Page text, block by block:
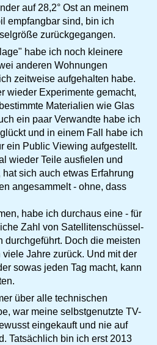
auf 28,2° Ost an meinem
empfangbar sind, bin ich
zurückgegangen.
habe ich noch kleinere
anderen Wohnungen
zeitweise aufgehalten habe.
wieder Experimente gemacht,
Materialien wie Glas
ein paar Verwandte habe ich
und in einem Fall habe ich
ein Public Viewing aufgestellt.
wieder Teile ausfielen und
sich auch etwas Erfahrung
angesammelt - ohne, dass
habe ich durchaus eine - für
Zahl von Satellitenschüssel-
durchgeführt. Doch die meisten
Jahre zurück. Und mit der
sowas jeden Tag macht, kann
über alle technischen
war meine selbstgenutzte TV-
eingekauft und nie auf
Tatsächlich bin ich erst 2013